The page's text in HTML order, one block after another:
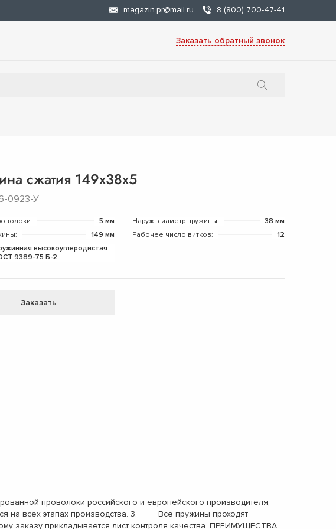
magazin.pr@mail.ru 8 (800) 700-47-41
Заказать обратный звонок
сжатия 149х38х5
0923-У
5 мм Наруж. диаметр пружины:
38 мм
149 мм Рабочее число витков:
12
высокоуглеродистая
9389-75 Б-2
Заказать
проволоки российского и европейского производителя,
на всех этапах производства. 3. Все пружины проходят
заказу прикладывается лист контроля качества. ПРЕИМУЩЕСТВА